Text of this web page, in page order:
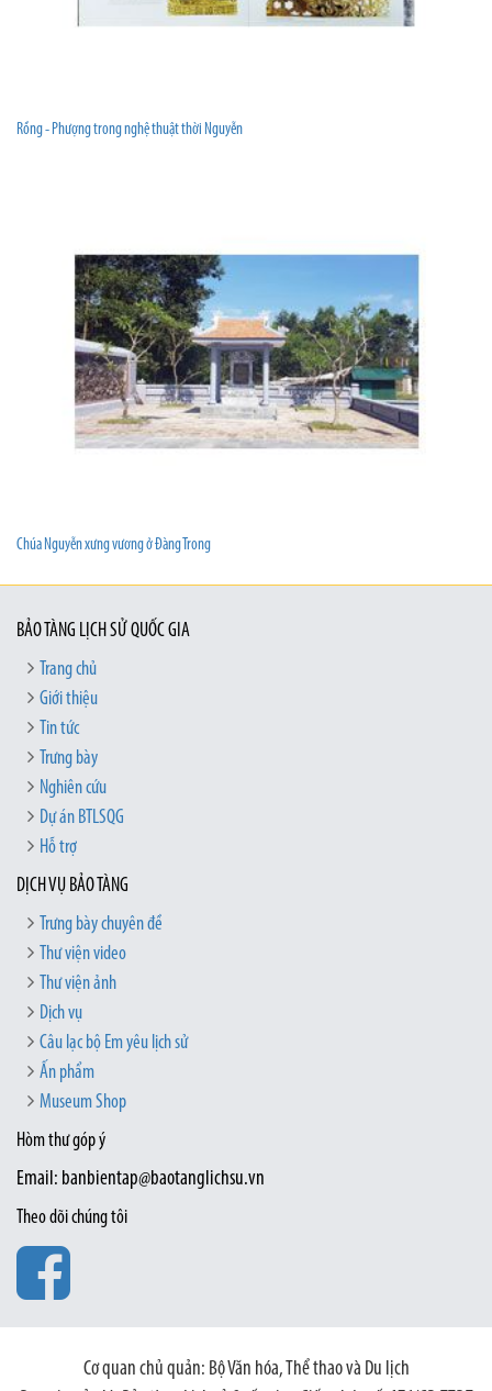
Rồng - Phượng trong nghệ thuật thời Nguyễn
Chúa Nguyễn xưng vương ở Đàng Trong
BẢO TÀNG LỊCH SỬ QUỐC GIA
Trang chủ
Giới thiệu
Tin tức
Trưng bày
Nghiên cứu
Dự án BTLSQG
Hỗ trợ
DỊCH VỤ BẢO TÀNG
Trưng bày chuyên đề
Thư viện video
Thư viện ảnh
Dịch vụ
Câu lạc bộ Em yêu lịch sử
Ấn phẩm
Museum Shop
Hòm thư góp ý
Email: banbientap@baotanglichsu.vn
Theo dõi chúng tôi
Cơ quan chủ quản: Bộ Văn hóa, Thể thao và Du lịch